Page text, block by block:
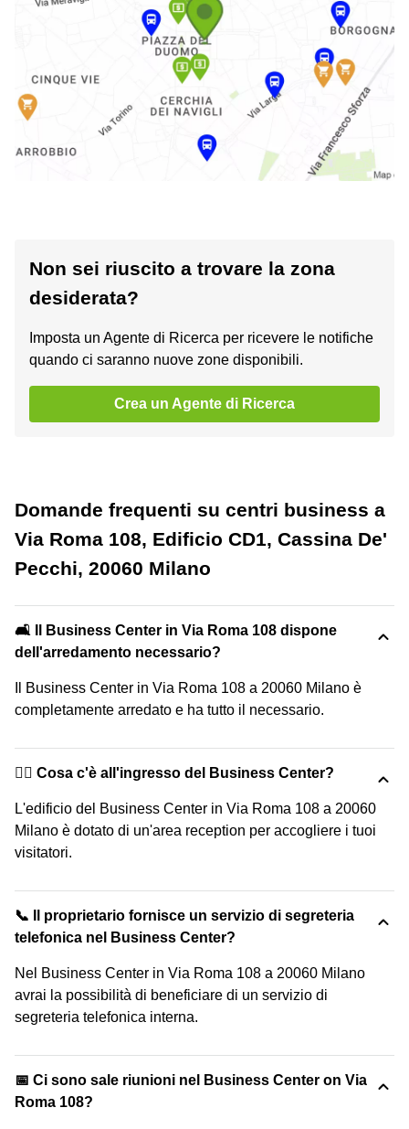
Non sei riuscito a trovare la zona
desiderata?
Imposta un Agente di Ricerca per ricevere le notifiche
quando ci saranno nuove zone disponibili.
Crea un Agente di Ricerca
Domande frequenti su centri business a
Via Roma 108, Edificio CD1, Cassina De'
Pecchi, 20060 Milano
🛋️ Il Business Center in Via Roma 108 dispone
dell'arredamento necessario?
Il Business Center in Via Roma 108 a 20060 Milano è
completamente arredato e ha tutto il necessario.
🙋‍♀️ Cosa c'è all'ingresso del Business Center?
L'edificio del Business Center in Via Roma 108 a 20060
Milano è dotato di un'area reception per accogliere i tuoi
visitatori.
📞 Il proprietario fornisce un servizio di segreteria
telefonica nel Business Center?
Nel Business Center in Via Roma 108 a 20060 Milano
avrai la possibilità di beneficiare di un servizio di
segreteria telefonica interna.
📅 Ci sono sale riunioni nel Business Center on Via
Roma 108?